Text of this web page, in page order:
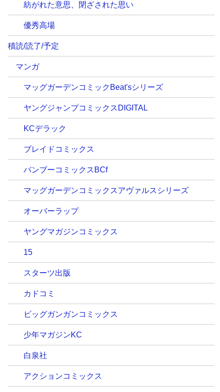
紡がれた意思、閉ざされた思い
優秀高場
積読/読了/予定
マンガ
マッグガーデンコミックBeat'sシリーズ
ヤングジャンプコミックスDIGITAL
KCデラック
ブレイドコミックス
バンブーコミックスBCf
マッグガーデンコミックスアヴァルスシリーズ
オーバーラップ
ヤングマガジンコミックス
15
スターツ出版
カドコミ
ビッグガンガンコミックス
少年マガジンKC
白泉社
アクションコミックス